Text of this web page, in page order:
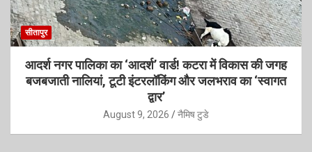
सीतापुर
आदर्श नगर पालिका का ‘आदर्श’ वार्ड! कटरा में विकास की जगह
बजबजाती नालियां, टूटी इंटरलॉकिंग और जलभराव का ‘स्वागत
द्वार’
August 9, 2026 नैमिष टुडे